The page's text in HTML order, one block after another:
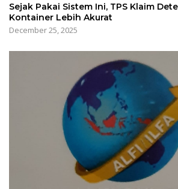
Sejak Pakai Sistem Ini, TPS Klaim
Kontainer Lebih Akurat
December 25, 2025